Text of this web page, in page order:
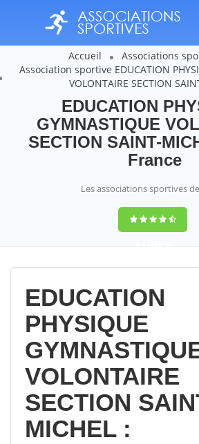
Accueil
Associations
Association sportive EDUCATION
VOLONTAIRE SECTION
EDUCATION
GYMNASTIQUE
SECTION SAINT-
France
Les associations sportives
9,4(100%)
14358votes
EDUCATION
PHYSIQUE
VOLONTAIRE
SECTION
MICHEL :